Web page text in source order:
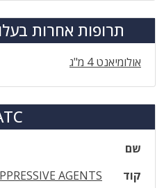
תרופות אחרות
אולומיאנט 4 מ"ג
שם
קוד
AGENTS